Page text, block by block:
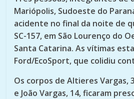
Mariópolis, Sudoeste do
acidente no final da noite de
SC-157, em São Lourenço do
Santa Catarina. As vítimas
Ford/EcoSport, que colidiu
Os corpos de Altieres Vargas,
e João Vargas, 14, ficaram